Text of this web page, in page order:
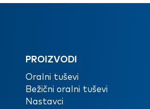
PROIZVODI
Oralni tuševi
Bežični oralni tuševi
Nastavci